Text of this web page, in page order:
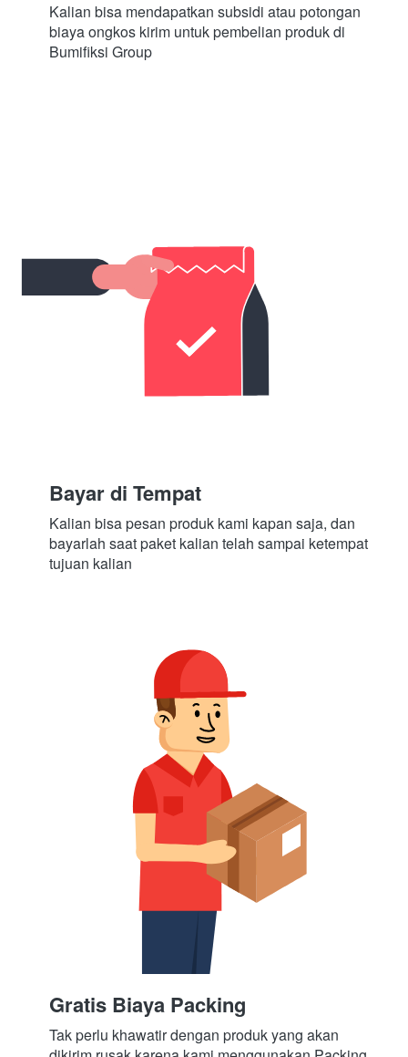
Kalian bisa mendapatkan subsidi atau potongan
biaya ongkos kirim untuk pembelian produk di
Bumifiksi Group
Bayar di Tempat
Kalian bisa pesan produk kami kapan saja, dan
bayarlah saat paket kalian telah sampai ketempat
tujuan kalian
Gratis Biaya Packing
Tak perlu khawatir dengan produk yang akan